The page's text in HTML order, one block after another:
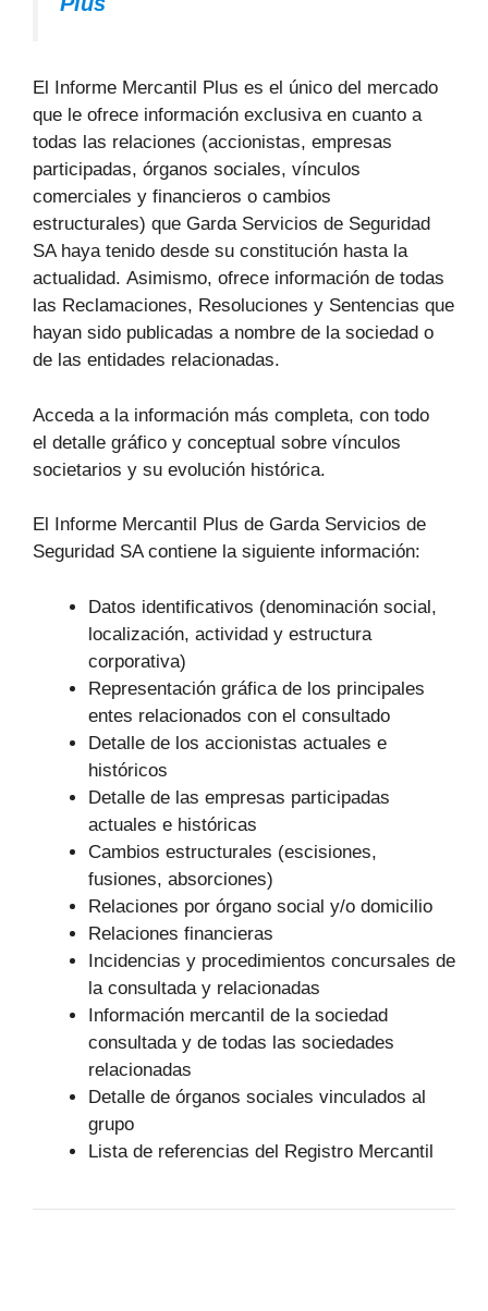
El Informe Mercantil Plus es el único del mercado
que le ofrece información exclusiva en cuanto a
todas las relaciones (accionistas, empresas
participadas, órganos sociales, vínculos
comerciales y financieros o cambios
estructurales) que Garda Servicios de Seguridad
SA haya tenido desde su constitución hasta la
actualidad. Asimismo, ofrece información de todas
las Reclamaciones, Resoluciones y Sentencias que
hayan sido publicadas a nombre de la sociedad o
de las entidades relacionadas.
Acceda a la información más completa, con todo
el detalle gráfico y conceptual sobre vínculos
societarios y su evolución histórica.
El Informe Mercantil Plus de Garda Servicios de
Seguridad SA contiene la siguiente información:
Datos identificativos (denominación social,
localización, actividad y estructura
corporativa)
Representación gráfica de los principales
entes relacionados con el consultado
Detalle de los accionistas actuales e
históricos
Detalle de las empresas participadas
actuales e históricas
Cambios estructurales (escisiones,
fusiones, absorciones)
Relaciones por órgano social y/o domicilio
Relaciones financieras
Incidencias y procedimientos concursales de
la consultada y relacionadas
Información mercantil de la sociedad
consultada y de todas las sociedades
relacionadas
Detalle de órganos sociales vinculados al
grupo
Lista de referencias del Registro Mercantil